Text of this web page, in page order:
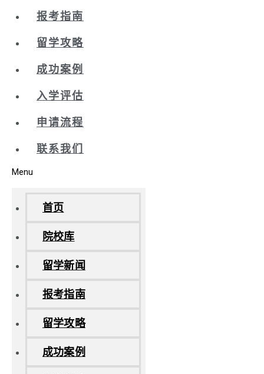
报考指南
留学攻略
成功案例
入学评估
申请流程
联系我们
Menu
首页
院校库
留学新闻
报考指南
留学攻略
成功案例